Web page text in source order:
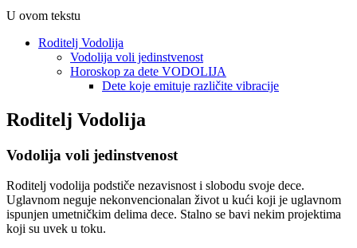
U ovom tekstu
Roditelj Vodolija
Vodolija voli jedinstvenost
Horoskop za dete VODOLIJA
Dete koje emituje različite vibracije
Roditelj Vodolija
Vodolija voli jedinstvenost
Roditelj vodolija podstiče nezavisnost i slobodu svoje dece.
Uglavnom neguje nekonvencionalan život u kući koji je uglavnom
ispunjen umetničkim delima dece. Stalno se bavi nekim projektima
koji su uvek u toku.